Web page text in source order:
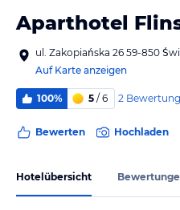
Aparthotel
ul. Zakopiańska 26 59-850
Auf Karte anzeigen
100% 5 / 6 2
Bewerten Hochladen
Hotelübersicht